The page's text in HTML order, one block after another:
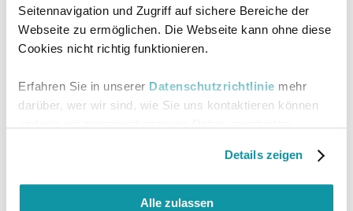
Seitennavigation und Zugriff auf sichere Bereiche der
Webseite zu ermöglichen. Die Webseite kann ohne diese
Cookies nicht richtig funktionieren.
Erfahren Sie in unserer Datenschutzrichtlinie mehr
darüber, wer wir sind, wie Sie uns kontaktieren können
Details zeigen
Alle zulassen